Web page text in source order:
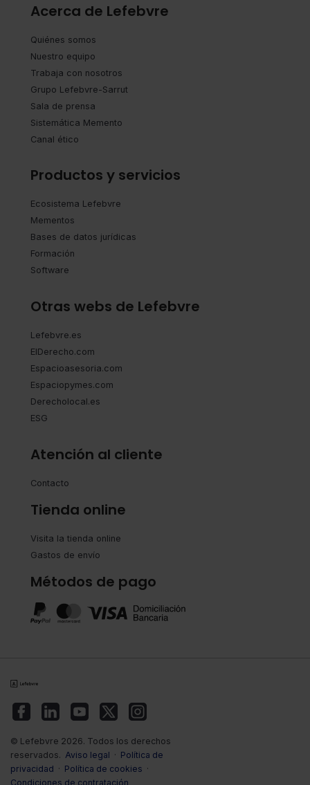
Acerca de Lefebvre
Quiénes somos
Nuestro equipo
Trabaja con nosotros
Grupo Lefebvre-Sarrut
Sala de prensa
Sistemática Memento
Canal ético
Productos y servicios
Ecosistema Lefebvre
Mementos
Bases de datos jurídicas
Formación
Software
Otras webs de Lefebvre
Lefebvre.es
ElDerecho.com
Espacioasesoria.com
Espaciopymes.com
Derecholocal.es
ESG
Atención al cliente
Contacto
Tienda online
Visita la tienda online
Gastos de envío
Métodos de pago
© Lefebvre 2026. Todos los derechos
reservados. Aviso legal · Política de
privacidad · Política de cookies ·
Condiciones de contratación